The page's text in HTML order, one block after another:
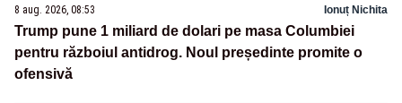
8 aug. 2026, 08:53 Ionuț Nichita
Trump pune 1 miliard de dolari pe masa Columbiei
pentru războiul antidrog. Noul președinte promite o
ofensivă